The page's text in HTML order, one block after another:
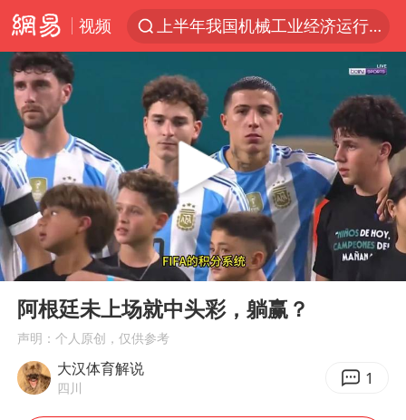
视频
上半年我国机械工业经济运行稳中有进
“立秋的第一杯奶茶”又爆单了
四川宜宾市高县发生4.9级地震
王力宏演唱会黄牛带观众藏匿被查获
泰国校园枪击案死亡人数升至7人
佛山通报笔试前13被淘汰后5名进体检
公司“上四休三”但要降薪1000元
Play
00:00 00:38
阿根廷未上场就中头彩，躺赢？
声明：个人原创，仅供参考
大汉体育解说
四川 1